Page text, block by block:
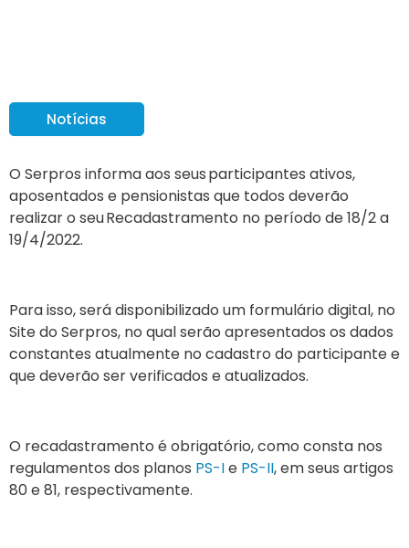
Notícias
O Serpros informa aos seus participantes ativos,
aposentados e pensionistas que todos deverão
realizar o seu Recadastramento no período de 18/2 a
19/4/2022.
Para isso, será disponibilizado um formulário digital, no
Site do Serpros, no qual serão apresentados os dados
constantes atualmente no cadastro do participante e
que deverão ser verificados e atualizados.
O recadastramento é obrigatório, como consta nos
regulamentos dos planos PS-Ie PS-II, em seus artigos
80 e 81, respectivamente.